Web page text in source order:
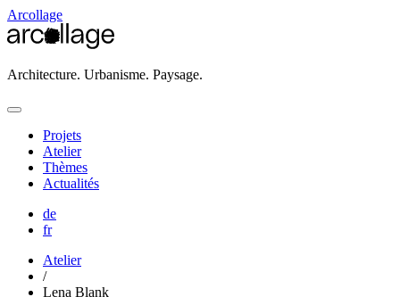
Arcollage
Architecture. Urbanisme. Paysage.
Projets
Atelier
Thèmes
Actualités
de
fr
Atelier
/
Lena Blank